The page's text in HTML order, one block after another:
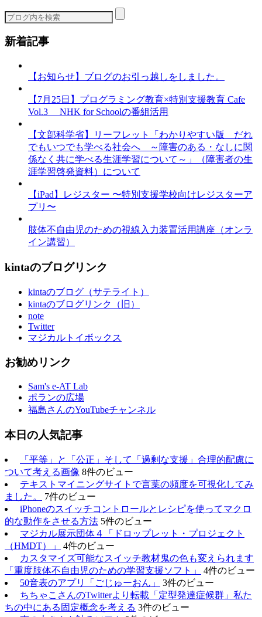
ー
新着記事
【お知らせ】ブログのお引っ越しをしました。
【7月25日】プログラミング教育×特別支援教育 Cafe
Vol.3 NHK for Schoolの番組活用
【文部科学省】リーフレット「わかりやすい版 だれ
でもいつでも学べる社会へ ～障害のある・なしに関
係なく共に学べる生涯学習について～」（障害者の生
涯学習啓発資料）について
【iPad】レジスター 〜特別支援学校向けレジスターア
プリ〜
肢体不自由児のための視線入力装置活用講座（オンラ
イン講習）
kintaのブログリンク
kintaのブログ（サテライト）
kintaのブログリンク（旧）
note
Twitter
マジカルトイボックス
お勧めリンク
Sam's e-AT Lab
ポランの広場
福島さんのYouTubeチャンネル
本日の人気記事
「平等」と「公正」そして「過剰な支援」合理的配慮に
ついて考える画像 8件のビュー
テキストマイニングサイトで言葉の頻度を可視化してみ
ました。
7件のビュー
iPhoneのスイッチコントロールとレシピを使ってマクロ
的な動作をさせる方法 5件のビュー
マジカル展示団体４「ドロップレット・プロジェクト
（HMDT）」
4件のビュー
カスタマイズ可能なスイッチ教材鬼の色も変えられます
「重度肢体不自由児のための学習支援ソフト」
4件のビュー
50音表のアプリ「ごじゅーおん」
3件のビュー
ちちゃこさんのTwitterより転載「定型発達症候群」私た
ちの中にある固定概念を考える 3件のビュー